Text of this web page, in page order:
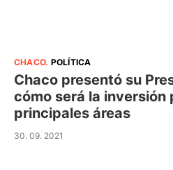
CHACO. POLÍTICA
Chaco presentó su
cómo será la inversión
principales áreas
30. 09. 2021